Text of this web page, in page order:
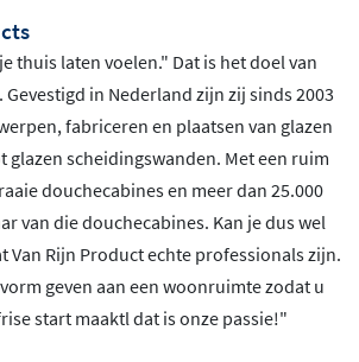
thuis laten voelen." Dat is het doel van
. Gevestigd in Nederland zijn zij sinds 2003
fabriceren en plaatsen van glazen
glazen scheidingswanden. Met een ruim
douchecabines en meer dan 25.000
van die douchecabines. Kan je dus wel
Van Rijn Product echte professionals zijn.
geven aan een woonruimte zodat u
start maaktl dat is onze passie!"